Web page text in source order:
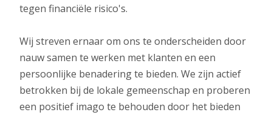
tegen financiële risico's.
Wij streven ernaar om ons te onderscheiden door
nauw samen te werken met klanten en een
persoonlijke benadering te bieden. We zijn actief
betrokken bij de lokale gemeenschap en proberen
een positief imago te behouden door het bieden